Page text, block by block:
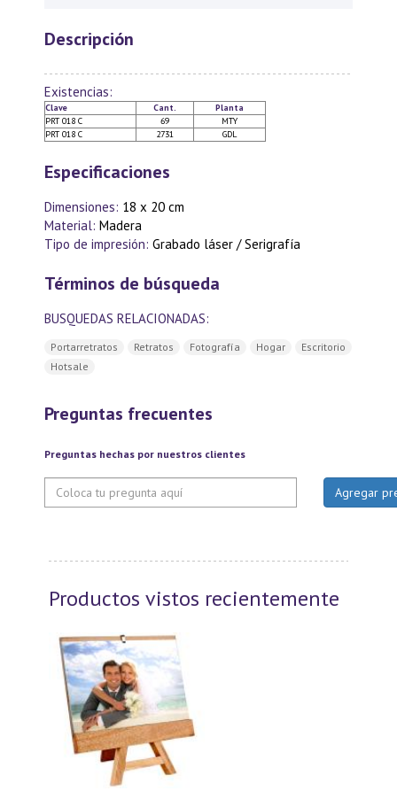
Descripción
Existencias:
Clave Cant.
Planta
PRT 018 C
69
MTY
PRT 018 C
2731 GDL
Especificaciones
Dimensiones: 18 x 20 cm
Material: Madera
Tipo de impresión: Grabado láser / Serigrafía
Términos de búsqueda
BUSQUEDAS RELACIONADAS:
Portarretratos Retratos Fotografía Hogar
Escritorio
Hotsale
Preguntas frecuentes
Preguntas hechas por nuestros clientes
Productos vistos recientemente